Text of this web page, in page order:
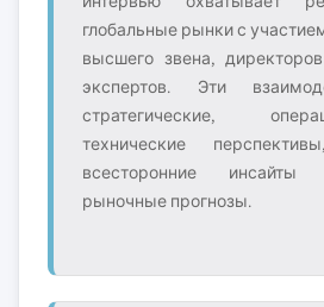
глобальные рынки с
высшего звена,
экспертов. Эти
стратегические,
технические
всесторонние
рыночные прогнозы.